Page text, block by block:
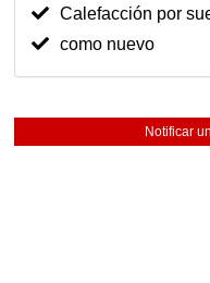
Calefacción por
como nuevo
Notificar